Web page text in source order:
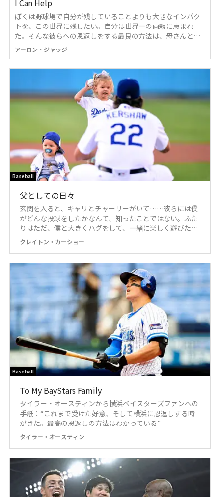
I Can Help
ぼくは野球場で自分が残していることよりも大きなインパク
トを、この世界に残したい。自分は世界一の両親に恵まれ
た。そんな彼らへの恩返しをする最良の方法は、母さんと父
さんが教えてくれたこと──それによって今の自分が形作ら
れた──を、次の世代に引き継いでいくことだと思うんだ。
アーロン・ジャッジ
Baseball
父としての日々
玄関を入ると、キャリとチャーリーがいて……彼らには僕
がどんな投球をしたかなんて、知ったことではない。ふた
りはただ、僕と大きくハグをして、一緒に楽しく遊びたい
だけだ。そんな時に、もし僕が数時間前に起きたことにつ
いて腹を立てたりしていたら、子どもたちがかわいそうだ
と遊ぶんだ。そしてこれは僕にとっても、実に大きな意味
を持っていると思う。
クレイトン・カーショー
Baseball
To My BayStars Family
タイラー・オースティンから横浜ベイスターズファンへの
手紙：“これまで受けた好意、そして横浜に恩返しする時
がきた。最高の恩返しの方法はわかっている”
タイラー・オースティン